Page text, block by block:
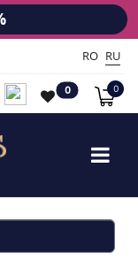
RO RU
0 0